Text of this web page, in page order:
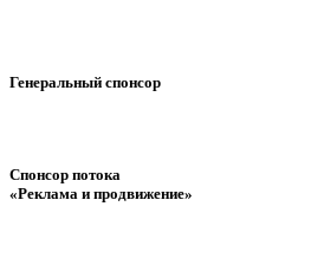
Генеральный спонсор
Спонсор потока
«Реклама и продвижение»